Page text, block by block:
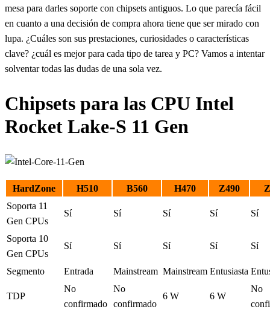
mesa para darles soporte con chipsets antiguos. Lo que parecía fácil
en cuanto a una decisión de compra ahora tiene que ser mirado con
lupa. ¿Cuáles son sus prestaciones, curiosidades o características
clave? ¿cuál es mejor para cada tipo de tarea y PC? Vamos a intentar
solventar todas las dudas de una sola vez.
Chipsets para las CPU Intel
Rocket Lake-S 11 Gen
HardZone H510 B560 H470 Z490
Soporta 11
Gen CPUs
Sí Sí Sí Sí Sí
Soporta 10
Gen CPUs
Sí Sí Sí Sí Sí
Segmento Entrada Mainstream Mainstream Entusiasta
TDP
No
confirmado
No
confirmado
6 W 6 W
No